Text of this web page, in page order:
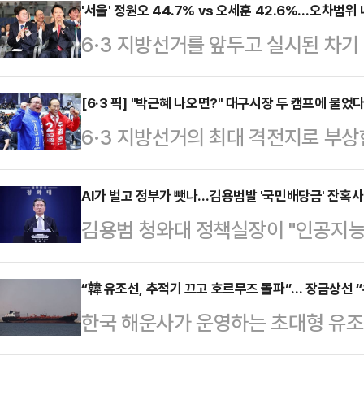
일고 있다.10일(현지시간) 뉴욕포
고백을 거절할 경우를 대비한 훈련'
있다.영상 속 남성들은 샌드백을 때
기를 카메라에 겨누는 모습 등을 보
3월 8일 전후로 빠르게 확산된 것
장에서 고백을 거절…
'서울' 정원오 44.7% vs 오세훈 42.6%…오차범위
6·3 지방선거를 앞두고 실시된 차
어민주당 예비후보가 44.7%, 오세
42.6%를 기록하며 오차범위 내 초
조사 전문기관 여론조사공정㈜이
100% ARS 방식으로 실시한 여론
보는 42.6%를 얻었다.두 후보 간
이다. 이어 개혁신당 김정철 후보
으로 집…
[6·3 픽] "박근혜 나오면?" 대구시장 두 캠프에 물었
6·3 지방선거의 최대 격전지로 부
일찌감치 대진표를 확정한 더불어
지율 격차가 오차범위 내로 좁혀지
새다. 공식 선거운동 개막을 일주
라는 각자의 승부수를 던진 두 후보
이 JTBC의뢰로 지난 5~6일 무선
서 추 후보는 41%, 김 후보는 40%
관 입소스가…
AI가 벌고 정부가 뺏나…김용범발 '국민배당금' 잔혹
김용범 청와대 정책실장이 "인공지
의 결과가 아니다"라며 기업 초과
바 '국민배당금' 제도를 언급해 파
주의 배급 경제"라고 강하게 비판
검토와 무관한 개인 의견"이라고
“韓 유조선, 추적기 끄고 호르무즈 돌파”… 장금상선
한국 해운사가 운영하는 초대형 유
통과한 사실이 뒤늦게 확인됐다. 이